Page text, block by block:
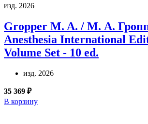
изд. 2026
Gropper M. A. / М. А.
Anesthesia International
Volume Set - 10 ed.
изд. 2026
35 369 ₽
В корзину